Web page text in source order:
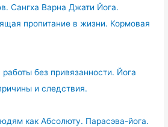
Сангха Варна Джати Йога.
пропитание в жизни. Кормовая
без привязанности. Йога
и следствия.
как Абсолюту. Парасэва-йога.